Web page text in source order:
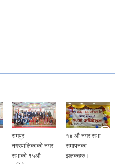
रामपुर
नगरपालिकाको नगर
सभाको १५औ
१४ औं नगर सभा
समापनका
झलकहरु।